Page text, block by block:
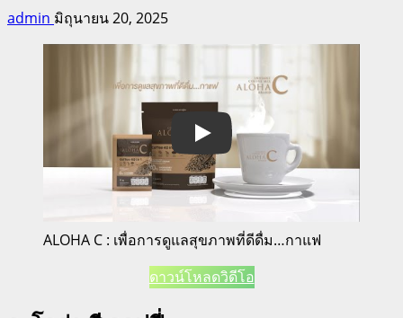
admin มิถุนายน 20, 2025
Play
ALOHA C : เพื่อการดูแลสุขภาพที่ดีดื่ม…กาแฟ
ดาวน์โหลดวิดีโอ